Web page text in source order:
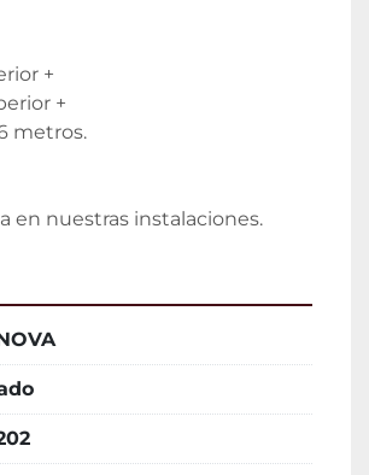
+
+
metros.
en nuestras instalaciones.